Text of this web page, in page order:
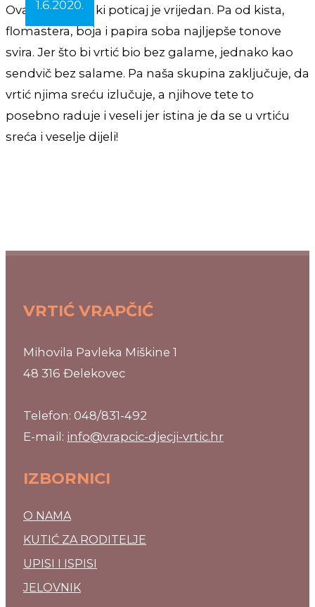
1.6.2020.
Ovaj tjedan svaki poticaj je vrijedan. Pa od kista,
flomastera, boja i papira soba najljepše tonove
svira. Jer što bi vrtić bio bez galame, jednako kao
sendvič bez salame. Pa naša skupina zaključuje, da
vrtić njima sreću izlučuje, a njihove tete to
posebno raduje i veseli jer istina je da se u vrtiću
sreća i veselje dijeli!
VRTIĆ VRAPČIĆ
Mihovila Pavleka Miškine 1
48 316 Đelekovec
Telefon: 048/831-492
E-mail: info@vrapcic-djecji-vrtic.hr
IZBORNICI
O NAMA
KUTIĆ ZA RODITELJE
UPISI I ISPISI
JELOVNIK